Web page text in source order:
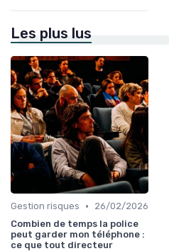
Les plus lus
Gestion risques •
26/02/2026
Combien de temps la police
peut garder mon téléphone :
ce que tout directeur